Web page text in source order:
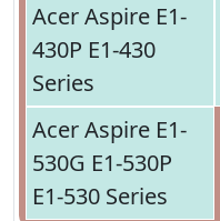
Acer Aspire E1-
430P E1-430
Series
Acer Aspire E1-
530G E1-530P
E1-530 Series